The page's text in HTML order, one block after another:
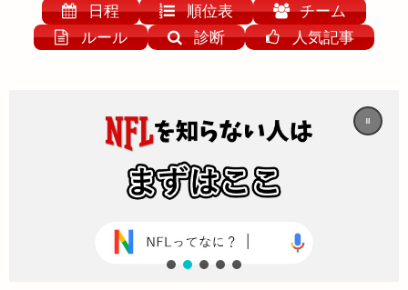
日程 順位表
チーム
ルール
診断 人気記事